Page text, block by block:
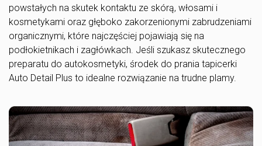
powstałych na skutek kontaktu ze skórą, włosami i
kosmetykami oraz głęboko zakorzenionymi zabrudzeniami
organicznymi, które najczęściej pojawiają się na
podłokietnikach i zagłówkach. Jeśli szukasz skutecznego
preparatu do autokosmetyki, środek do prania tapicerki
Auto Detail Plus to idealne rozwiązanie na trudne plamy.